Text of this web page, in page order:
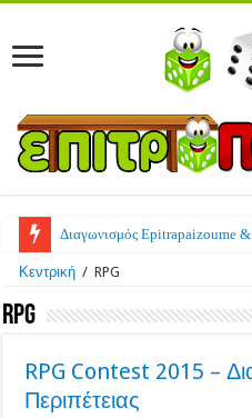
Διαγωνισμός Epitrapaizoume
Κεντρική / RPG
RPG
RPG Contest 2015 –
Περιπέτειας